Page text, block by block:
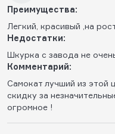
Преимущества:
Легкий, красивый ,на
Недостатки:
Шкурка с завода не очень
Комментарий:
Самокат лучший из этой
скидку за
огромное !